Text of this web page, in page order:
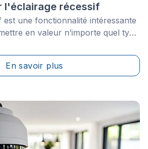
l'éclairage récessif
est une fonctionnalité intéressante
en valeur n’importe quel type
lesquelles il s’agit d’une option si
l'intérieur d'une maison
En savoir plus